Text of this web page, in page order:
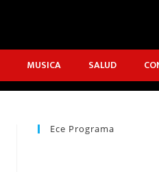
MUSICA SALUD
Ece Programa